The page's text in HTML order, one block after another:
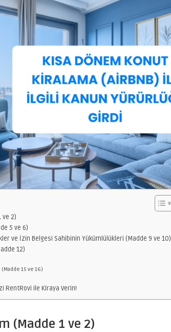
ve 2)
5 ve 6)
ve İzin Belgesi Sahibinin Yükümlülükleri (Madde 9 ve 10)
12)
15 ve 16)
RentRovi ile Kiraya Verin!
(Madde 1 ve 2)